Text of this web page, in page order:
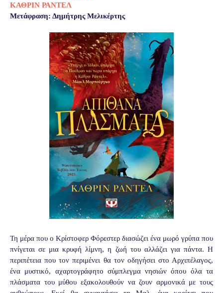
ΚΑΘΡΙΝ ΡΑΝΤΕΛ
Μετάφραση: Δημήτρης Μελικέρτης
Τη μέρα που ο Κρίστοφερ Φόρεστερ διασώζει ένα μωρό γρύπα που
πνίγεται σε μια κρυφή λίμνη, η ζωή του αλλάζει για πάντα. Η
περιπέτεια που τον περιμένει θα τον οδηγήσει στο Αρχιπέλαγος,
ένα μυστικό, αχαρτογράφητο σύμπλεγμα νησιών όπου όλα τα
πλάσματα του μύθου εξακολουθούν να ζουν αρμονικά με τους